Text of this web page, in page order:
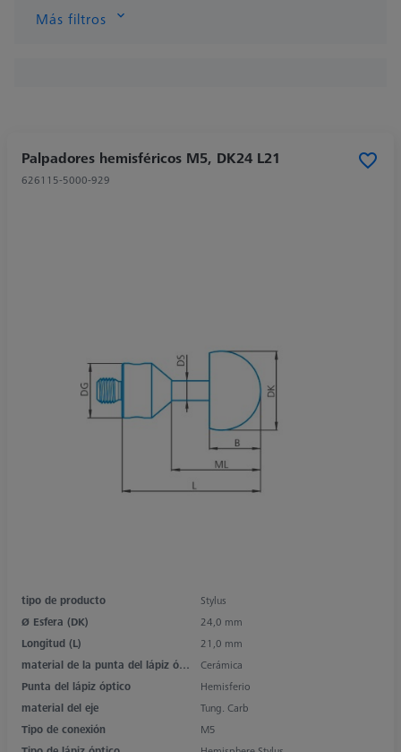
Más filtros
Palpadores hemisféricos M5, DK24 L21
626115-5000-929
tipo de producto
Stylus
Ø Esfera (DK)
24,0 mm
Longitud (L)
21,0 mm
material de la punta del lápiz óptico
Cerámica
Punta del lápiz óptico
Hemisferio
material del eje
Tung. Carb
Tipo de conexión
M5